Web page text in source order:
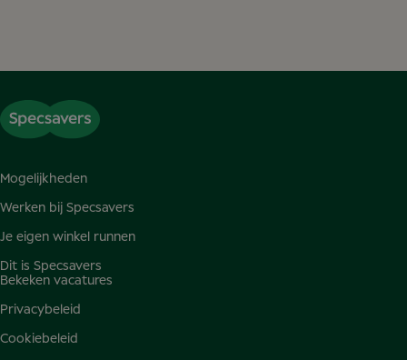
Mogelijkheden
Werken bij Specsavers
Je eigen winkel runnen
Dit is Specsavers
Bekeken vacatures
Privacybeleid
Cookiebeleid